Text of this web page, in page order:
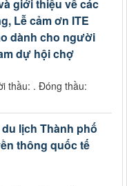
giới thiệu về các
Lễ cảm ơn ITE
dành cho người
dự hội chợ
thầu: . Đóng thầu:
lịch Thành phố
thông quốc tế